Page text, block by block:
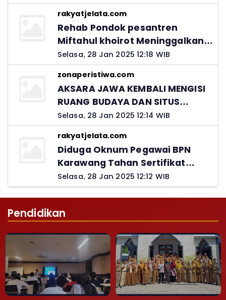
rakyatjelata.com
Rehab Pondok pesantren
Miftahul khoirot Meninggalkan
Hutang Ke Material, Mantan
Kadis PUPR Harus Bertanggung
Jawab
Selasa, 28 Jan 2025 12:18 WIB
zonaperistiwa.com
AKSARA JAWA KEMBALI MENGISI
RUANG BUDAYA DAN SITUS
LELUHUR NUSANTARA
Selasa, 28 Jan 2025 12:14 WIB
rakyatjelata.com
Diduga Oknum Pegawai BPN
Karawang Tahan Sertifikat
Pemohon PTSL
Selasa, 28 Jan 2025 12:12 WIB
Pendidikan